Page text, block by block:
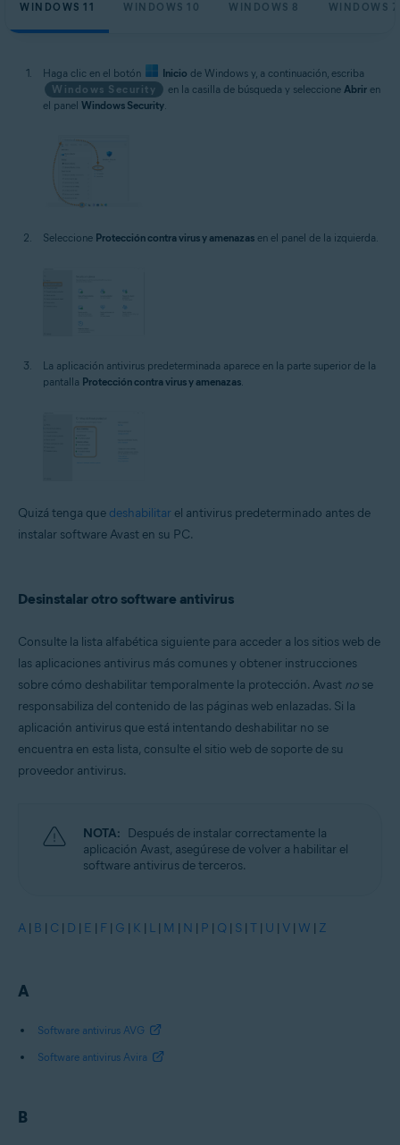
WINDOWS 11 WINDOWS 10 WINDOWS 8 WINDOWS 7
Haga clic en el botón Inicio de Windows y, a continuación, escriba
Windows Security
en la casilla de búsqueda y seleccione Abrir en
el panel Windows Security.
Seleccione Protección contra virus y amenazas en el panel de la izquierda.
La aplicación antivirus predeterminada aparece en la parte superior de la
pantalla Protección contra virus y amenazas.
Quizá tenga que deshabilitar el antivirus predeterminado antes de
instalar software Avast en su PC.
Desinstalar otro software antivirus
Consulte la lista alfabética siguiente para acceder a los sitios web de
las aplicaciones antivirus más comunes y obtener instrucciones
sobre cómo deshabilitar temporalmente la protección. Avast no se
responsabiliza del contenido de las páginas web enlazadas. Si la
aplicación antivirus que está intentando deshabilitar no se
encuentra en esta lista, consulte el sitio web de soporte de su
proveedor antivirus.
NOTA: Después de instalar correctamente la
aplicación Avast, asegúrese de volver a habilitar el
software antivirus de terceros.
A | B | C | D | E | F | G | K | L | M | N | P | Q | S | T | U | V | W | Z
A
Software antivirus AVG
Software antivirus Avira
B